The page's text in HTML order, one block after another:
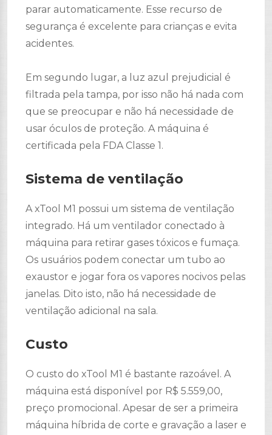
parar automaticamente. Esse recurso de
segurança é excelente para crianças e evita
acidentes.
Em segundo lugar, a luz azul prejudicial é
filtrada pela tampa, por isso não há nada com
que se preocupar e não há necessidade de
usar óculos de proteção. A máquina é
certificada pela FDA Classe 1.
Sistema de ventilação
A xTool M1 possui um sistema de ventilação
integrado. Há um ventilador conectado à
máquina para retirar gases tóxicos e fumaça.
Os usuários podem conectar um tubo ao
exaustor e jogar fora os vapores nocivos pelas
janelas. Dito isto, não há necessidade de
ventilação adicional na sala.
Custo
O custo do xTool M1 é bastante razoável. A
máquina está disponível por R$ 5.559,00,
preço promocional. Apesar de ser a primeira
máquina híbrida de corte e gravação a laser e